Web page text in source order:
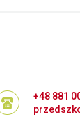
+48 881